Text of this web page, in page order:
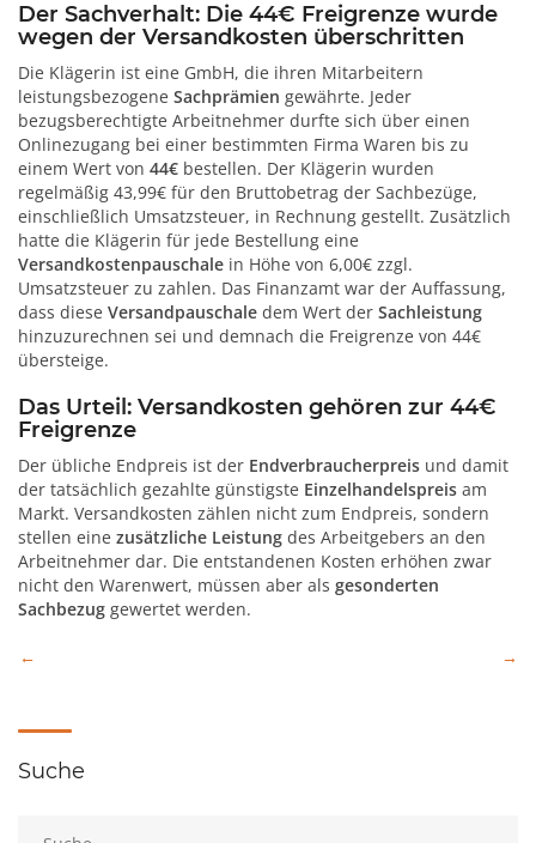
Der Sachverhalt: Die 44€ Freigrenze wurde
wegen der Versandkosten überschritten
Die Klägerin ist eine GmbH, die ihren Mitarbeitern
leistungsbezogene Sachprämien gewährte. Jeder
bezugsberechtigte Arbeitnehmer durfte sich über einen
Onlinezugang bei einer bestimmten Firma Waren bis zu
einem Wert von 44€ bestellen. Der Klägerin wurden
regelmäßig 43,99€ für den Bruttobetrag der Sachbezüge,
einschließlich Umsatzsteuer, in Rechnung gestellt. Zusätzlich
hatte die Klägerin für jede Bestellung eine
Versandkostenpauschale in Höhe von 6,00€ zzgl.
Umsatzsteuer zu zahlen. Das Finanzamt war der Auffassung,
dass diese Versandpauschale dem Wert der Sachleistung
hinzuzurechnen sei und demnach die Freigrenze von 44€
übersteige.
Das Urteil: Versandkosten gehören zur 44€
Freigrenze
Der übliche Endpreis ist der Endverbraucherpreis und damit
der tatsächlich gezahlte günstigste Einzelhandelspreis am
Markt. Versandkosten zählen nicht zum Endpreis, sondern
stellen eine zusätzliche Leistung des Arbeitgebers an den
Arbeitnehmer dar. Die entstandenen Kosten erhöhen zwar
nicht den Warenwert, müssen aber als gesonderten
Sachbezug gewertet werden.
Beitragsnavigation
Suche